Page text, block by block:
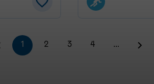
1 2 3 4 …